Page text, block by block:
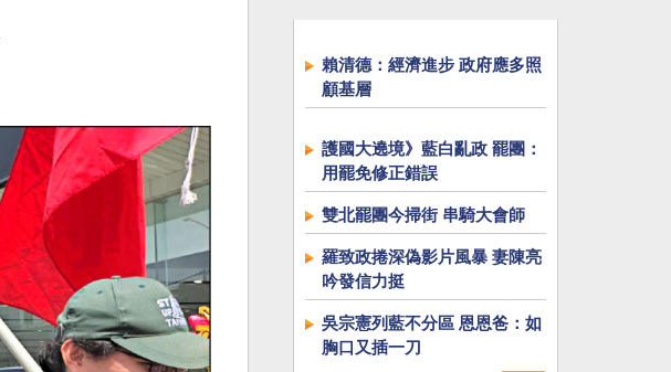
賴清德：經濟進步 政府應多照
顧基層
護國大遶境》藍白亂政 罷團：
用罷免修正錯誤
雙北罷團今掃街 串騎大會師
羅致政捲深偽影片風暴 妻陳亮
吟發信力挺
吳宗憲列藍不分區 恩恩爸：如
胸口又插一刀